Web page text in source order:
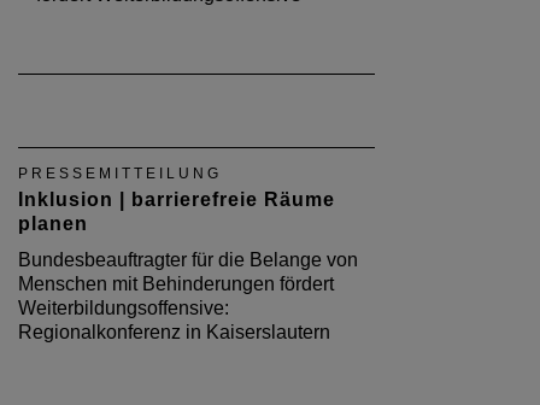
PRESSEMITTEILUNG
Inklusion | barrierefreie Räume
planen
Bundesbeauftragter für die Belange von
Menschen mit Behinderungen fördert
Weiterbildungsoffensive:
Regionalkonferenz in Kaiserslautern